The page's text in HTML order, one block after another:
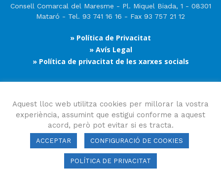
Consell Comarcal del Maresme - Pl. Miquel Biada, 1 - 08301
Mataró - Tel. 93 741 16 16 - Fax 93 757 21 12
» Política de Privacitat
» Avís Legal
» Política de privacitat de les xarxes socials
Segueix-nos
Consell Comarcal del Maresme 2023 Copyright © Tots els drets
Aquest lloc web utilitza cookies per millorar la vostra
experiència, assumint que estigui conforme a aquest
acord, però pot evitar si es tracta.
ACCEPTAR CONFIGURACIÓ DE COOKIES
POLÍTICA DE PRIVACITAT